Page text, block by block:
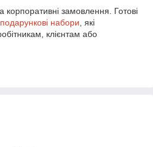
замовлення. Готові
подарункові набори , які
клієнтам або